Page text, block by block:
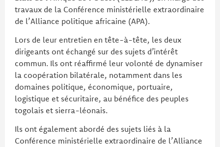
travaux de la Conférence ministérielle extraordinaire
de l’Alliance politique africaine (APA).
Lors de leur entretien en tête-à-tête, les deux
dirigeants ont échangé sur des sujets d’intérêt
commun. Ils ont réaffirmé leur volonté de dynamiser
la coopération bilatérale, notamment dans les
domaines politique, économique, portuaire,
logistique et sécuritaire, au bénéfice des peuples
togolais et sierra-léonais.
Ils ont également abordé des sujets liés à la
Conférence ministérielle extraordinaire de l’Alliance